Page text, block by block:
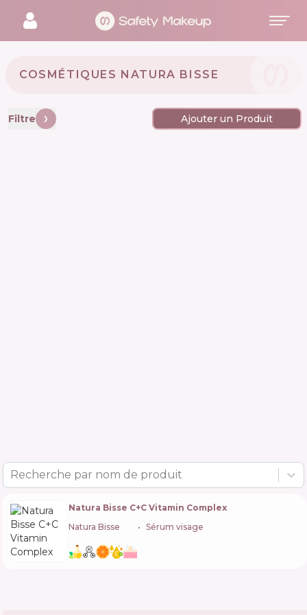
COSMÉTIQUES NATURA BISSE 🇪🇸
Filtre Ajouter un Produit
Recherche par nom de produit
Natura Bisse C+C Vitamin Complex
Natura Bisse
Sérum visage